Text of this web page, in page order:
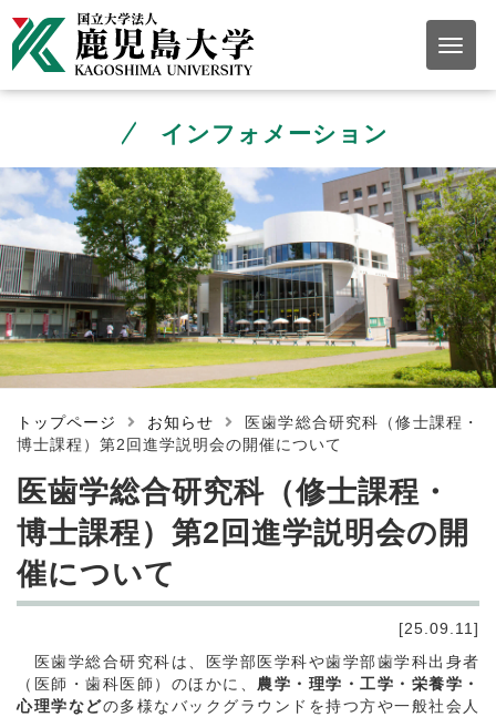
インフォメーション
トップページ お知らせ
医歯学総合研究科（修士課程・
博士課程）第2回進学説明会の開催について
医歯学総合研究科（修士課程・
博士課程）第2回進学説明会の開
催について
[25.09.11]
医歯学総合研究科は、医学部医学科や歯学部歯学科出身者
（医師・歯科医師）のほかに、 農学・理学・工学・栄養学・
心理学などの多様なバックグラウンドを持つ方や一般社会人